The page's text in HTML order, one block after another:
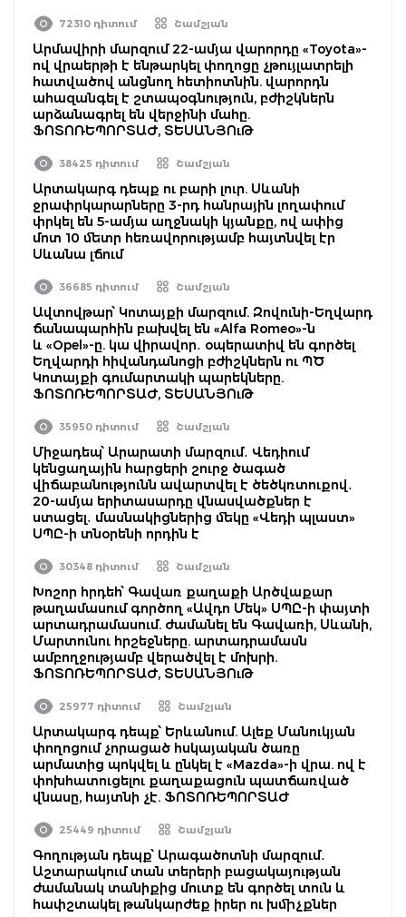
72310 դիտում Շամշյան
Արմավիրի մարզում 22-ամյա վարորդը «Toyota»-
ով վրաերթի է ենթարկել փողոցը չթույլատրելի
հատվածով անցնող հետիոտնին. վարորդն
ահազանգել է շտապօգնություն, բժիշկներն
արձանագրել են վերջինի մահը.
ՖՈՏՈՌԵՊՈՐՏԱԺ, ՏԵՍԱՆՅՈւԹ
38425 դիտում Շամշյան
Արտակարգ դեպք ու բարի լուր. Սևանի
ջրափրկարարները 3-րդ հանրային լողափում
փրկել են 5-ամյա աղջնակի կյանքը, ով ափից
մոտ 10 մետր հեռավորությամբ հայտնվել էր
Սևանա լճում
36685 դիտում Շամշյան
Ավտովթար՝ Կոտայքի մարզում. Զովունի-Եղվարդ
ճանապարհին բախվել են «Alfa Romeo»-ն
և «Opel»-ը. կա վիրավոր․ օպերատիվ են գործել
Եղվարդի հիվանդանոցի բժիշկներն ու ՊԾ
Կոտայքի գումարտակի պարեկները.
ՖՈՏՈՌԵՊՈՐՏԱԺ, ՏԵՍԱՆՅՈւԹ
35950 դիտում Շամշյան
Միջադեպ՝ Արարատի մարզում․ Վեդիում
կենցաղային հարցերի շուրջ ծագած
վիճաբանությունն ավարտվել է ծեծկռտուքով․
20-ամյա երիտասարդը վնասվածքներ է
ստացել․ մասնակիցներից մեկը «Վեդի պլաստ»
ՍՊԸ-ի տնօրենի որդին է
30348 դիտում Շամշյան
Խոշոր հրդեհ՝ Գավառ քաղաքի Արծվաքար
թաղամասում գործող «Ավդո Մեկ» ՍՊԸ-ի փայտի
արտադրամասում. ժամանել են Գավառի, Սևանի,
Մարտունու հրշեջները. արտադրամասն
ամբողջությամբ վերածվել է մոխրի.
ՖՈՏՈՌԵՊՈՐՏԱԺ, ՏԵՍԱՆՅՈւԹ
25977 դիտում Շամշյան
Արտակարգ դեպք՝ Երևանում. Ալեք Մանուկյան
փողոցում չորացած հսկայական ծառը
արմատից պոկվել և ընկել է «Mazda»-ի վրա. ով է
փոխհատուցելու քաղաքացուն պատճառված
վնասը, հայտնի չէ. ՖՈՏՈՌԵՊՈՐՏԱԺ
25449 դիտում Շամշյան
Գողության դեպք՝ Արագածոտնի մարզում․
Աշտարակում տան տերերի բացակայության
ժամանակ տանիքից մուտք են գործել տուն և
հափշտակել թանկարժեք իրեր ու խմիչքներ